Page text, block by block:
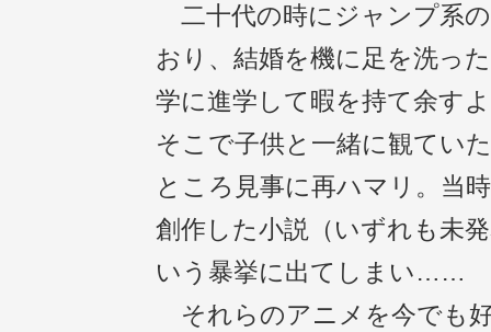
二十代の時にジャンプ系
おり、結婚を機に足を洗っ
学に進学して暇を持て余す
そこで子供と一緒に観てい
ところ見事に再ハマリ。当
創作した小説（いずれも未
いう暴挙に出てしまい……
それらのアニメを今でも